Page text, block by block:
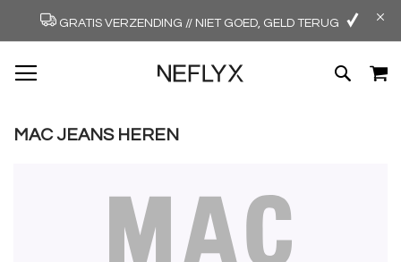
GRATIS VERZENDING // NIET GOED, GELD TERUG
NAAR
DE
ZOEK
MAC JEANS HEREN